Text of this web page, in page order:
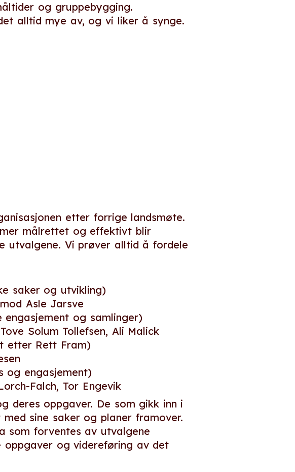
og gruppebygging.
alltid mye av, og vi liker å synge.
etter forrige landsmøte.
målrettet og effektivt blir
utvalgene. Vi prøver alltid å fordele
saker og utvikling)
Asle Jarsve
og samlinger)
Solum Tollefsen, Ali Malick
etter Rett Fram)
og engasjement)
Falch, Tor Engevik
deres oppgaver. De som gikk inn i
sine saker og planer framover.
som forventes av utvalgene
og videreføring av det